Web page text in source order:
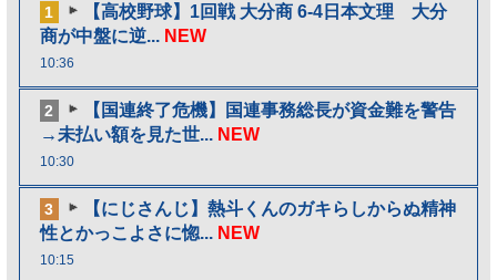
1
【高校野球】1回戦 大分商 6-4日本文理 大分
商が中盤に逆... NEW
10:36
2
【国連終了危機】国連事務総長が資金難を警告
→未払い額を見た世... NEW
10:30
3
【にじさんじ】熱斗くんのガキらしからぬ精神
性とかっこよさに惚... NEW
10:15